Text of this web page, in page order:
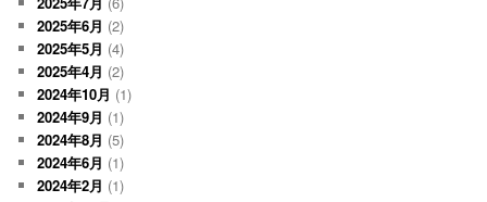
2025年6月 (2)
2025年5月 (4)
2025年4月 (2)
2024年10月 (1)
2024年9月 (1)
2024年8月 (5)
2024年6月 (1)
2024年2月 (1)